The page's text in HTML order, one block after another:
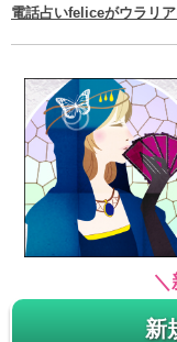
電話占いfeliceがウラリ
＼
新